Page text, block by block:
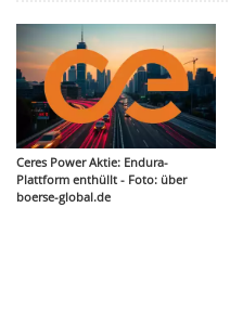
Ceres Power Aktie: Endura-
Plattform enthüllt - Foto: über
boerse-global.de